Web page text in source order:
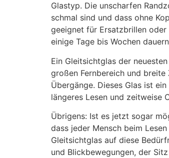
Glastyp. Die unscharfen
schmal sind und dass ohne
geeignet für Ersatzbrillen oder
einige Tage bis Wochen
Ein Gleitsichtglas der
großen Fernbereich und
Übergänge. Dieses Glas ist
längeres Lesen und zeitweise
Übrigens: Ist es jetzt sogar
dass jeder Mensch beim
Gleitsichtglas auf diese
und Blickbewegungen, der